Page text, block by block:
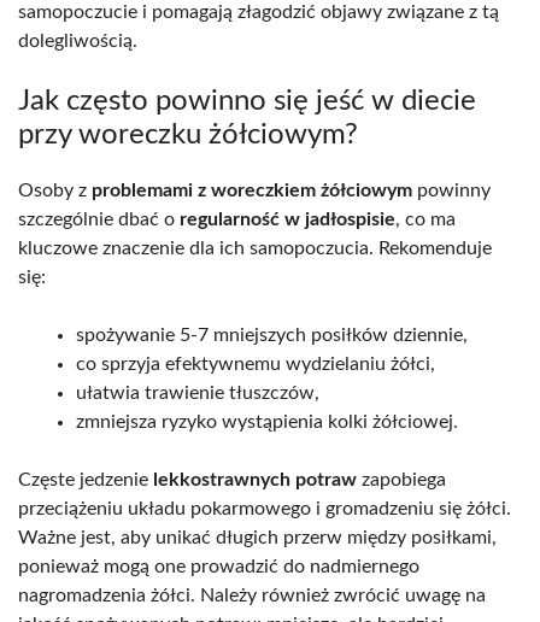
samopoczucie i pomagają złagodzić objawy związane z tą
dolegliwością.
Jak często powinno się jeść w diecie
przy woreczku żółciowym?
Osoby z problemami z woreczkiem żółciowym powinny
szczególnie dbać o regularność w jadłospisie, co ma
kluczowe znaczenie dla ich samopoczucia. Rekomenduje
się:
spożywanie 5-7 mniejszych posiłków dziennie,
co sprzyja efektywnemu wydzielaniu żółci,
ułatwia trawienie tłuszczów,
zmniejsza ryzyko wystąpienia kolki żółciowej.
Częste jedzenie lekkostrawnych potraw zapobiega
przeciążeniu układu pokarmowego i gromadzeniu się żółci.
Ważne jest, aby unikać długich przerw między posiłkami,
ponieważ mogą one prowadzić do nadmiernego
nagromadzenia żółci. Należy również zwrócić uwagę na